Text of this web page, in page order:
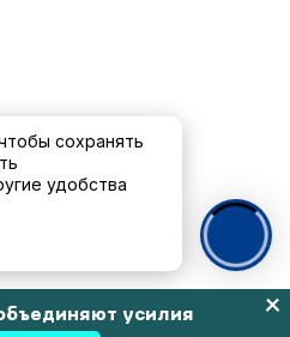
усилия
данных
чтобы сохранять
удобства